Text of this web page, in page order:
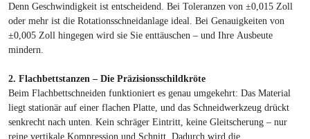
Denn Geschwindigkeit ist entscheidend. Bei Toleranzen von ±0,015 Zoll
oder mehr ist die Rotationsschneidanlage ideal. Bei Genauigkeiten von
±0,005 Zoll hingegen wird sie Sie enttäuschen – und Ihre Ausbeute
mindern.
2. Flachbettstanzen – Die Präzisionsschildkröte
Beim Flachbettschneiden funktioniert es genau umgekehrt: Das Material
liegt stationär auf einer flachen Platte, und das Schneidwerkzeug drückt
senkrecht nach unten. Kein schräger Eintritt, keine Gleitscherung – nur
reine vertikale Kompression und Schnitt. Dadurch wird die